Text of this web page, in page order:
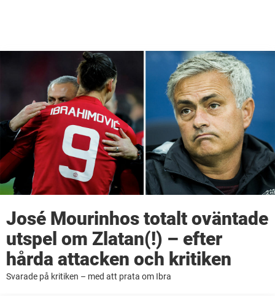
José Mourinhos totalt oväntade
utspel om Zlatan(!) – efter
hårda attacken och kritiken
Svarade på kritiken – med att prata om Ibra